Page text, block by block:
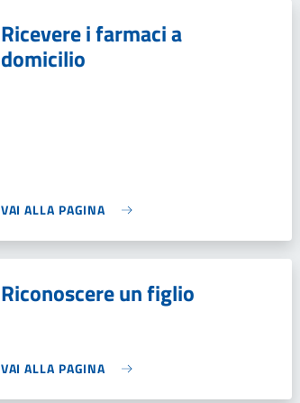
Ricevere i farmaci a
domicilio
VAI ALLA PAGINA
Riconoscere un figlio
VAI ALLA PAGINA